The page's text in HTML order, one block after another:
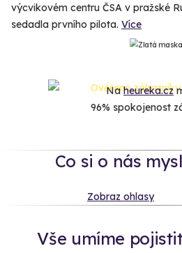
výcvikovém centru ČSA v pražské
sedadla prvního pilota. Více
Naheureka.cz
96% spokojenost
Co si o nás
Zobraz ohlasy
Vše umíme